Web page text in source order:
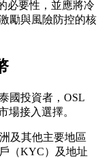
必要性，並應將冷
勵與風險防控的核
國投資者，OSL
場接入選擇。
及其他主要地區
（KYC）及地址